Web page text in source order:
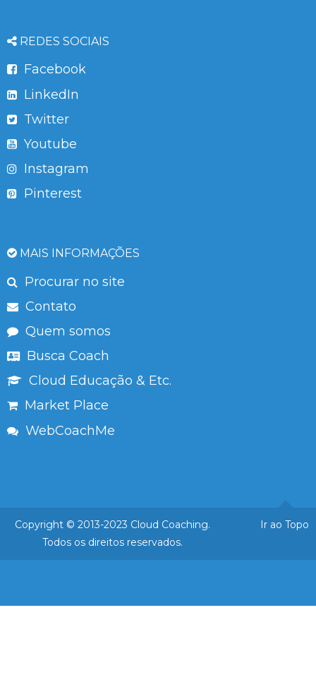
REDES SOCIAIS
Facebook
LinkedIn
Twitter
Youtube
Instagram
Pinterest
MAIS INFORMAÇÕES
Procurar no site
Contato
Quem somos
Busca Coach
Cloud Educação & Etc.
Market Place
WebCoachMe
Ir ao Topo
Copyright © 2013-2023 Cloud Coaching.
Todos os direitos reservados.